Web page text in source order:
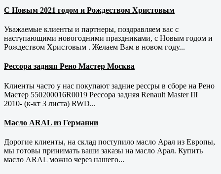
С Новым 2021 годом и Рождеством Христовым
Уважаемые клиенты и партнеры, поздравляем вас с
наступающими новогодними праздниками, с Новым годом и
Рождеством Христовым . Желаем Вам в новом году...
Рессора задняя Рено Мастер Москва
Клиенты часто у нас покупают задние рессры в сборе на Рено
Мастер 550200016R0019 Рессора задняя Renault Master III
2010- (к-кт 3 листа) RWD...
Масло ARAL из Германии
Дорогие клиенты, на склад поступило масло Арал из Европы,
мы готовы принимать ваши заказы на масло Арал. Купить
масло ARAL можно через нашего...